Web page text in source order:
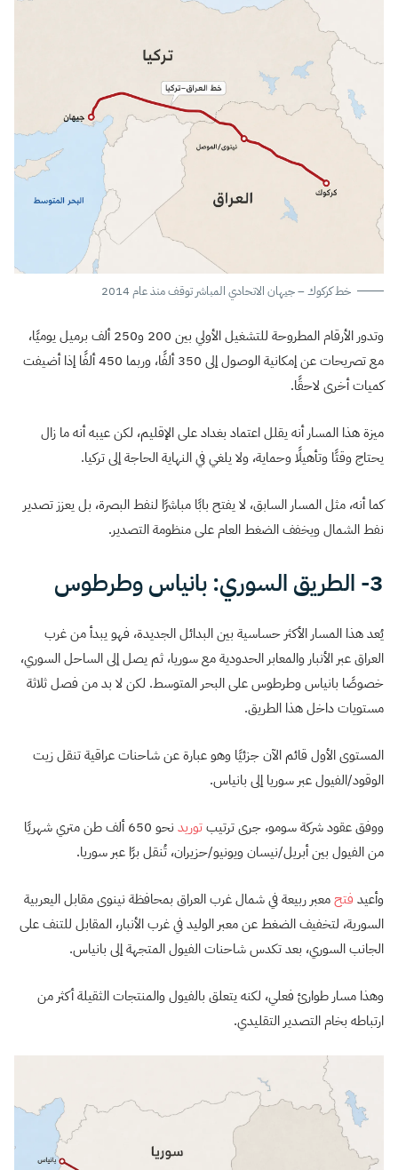
خط كركوك – جيهان الاتحادي المباشر توقف منذ عام 2014
وتدور الأرقام المطروحة للتشغيل الأولي بين 200 و250 ألف برميل يوميًا،
مع تصريحات عن إمكانية الوصول إلى 350 ألفًا، وربما 450 ألفًا إذا أضيفت
كميات أخرى لاحقًا.
ميزة هذا المسار أنه يقلل اعتماد بغداد على الإقليم، لكن عيبه أنه ما زال
يحتاج وقتًا وتأهيلًا وحماية، ولا يلغي في النهاية الحاجة إلى تركيا.
كما أنه، مثل المسار السابق، لا يفتح بابًا مباشرًا لنفط البصرة، بل يعزز تصدير
نفط الشمال ويخفف الضغط العام على منظومة التصدير.
3- الطريق السوري: بانياس وطرطوس
يُعد هذا المسار الأكثر حساسية بين البدائل الجديدة، فهو يبدأ من غرب
العراق عبر الأنبار والمعابر الحدودية مع سوريا، ثم يصل إلى الساحل السوري،
خصوصًا بانياس وطرطوس على البحر المتوسط. لكن لا بد من فصل ثلاثة
مستويات داخل هذا الطريق.
المستوى الأول قائم الآن جزئيًا وهو عبارة عن شاحنات عراقية تنقل زيت
الوقود/الفيول عبر سوريا إلى بانياس.
ووفق عقود شركة سومو، جرى ترتيبتوريد
نحو 650 ألف طن متري شهريًا
من الفيول بين أبريل/نيسان ويونيو/حزيران، تُنقل برًا عبر سوريا.
وأعيد فتحمعبر ربيعة في شمال غرب العراق بمحافظة نينوى مقابل اليعربية
السورية، لتخفيف الضغط عن معبر الوليد في غرب الأنبار، المقابل للتنف على
الجانب السوري، بعد تكدس شاحنات الفيول المتجهة إلى بانياس.
وهذا مسار طوارئ فعلي، لكنه يتعلق بالفيول والمنتجات الثقيلة أكثر من
ارتباطه بخام التصدير التقليدي.